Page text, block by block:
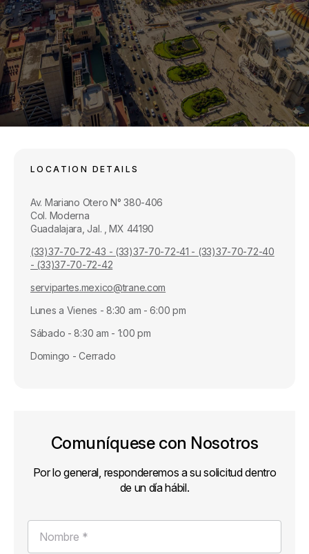
LOCATION DETAILS
Av. Mariano Otero N° 380-406
Col. Moderna
Guadalajara, Jal. , MX 44190
(33)37-70-72-43 - (33)37-70-72-41 - (33)37-70-72-40
- (33)37-70-72-42
servipartes.mexico@trane.com
Lunes a Vienes - 8:30 am - 6:00 pm
Sábado - 8:30 am - 1:00 pm
Domingo - Cerrado
Comuníquese con Nosotros
Por lo general, responderemos a su solicitud dentro
de un día hábil.